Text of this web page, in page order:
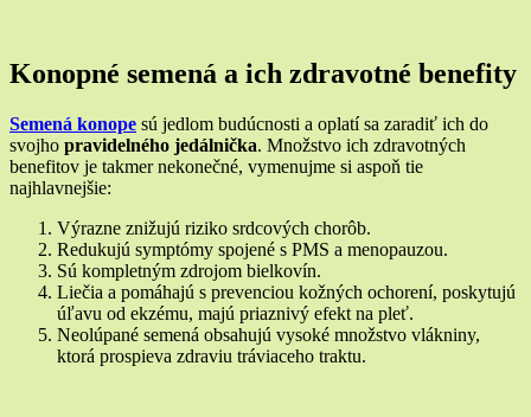
Konopné semená a ich zdravotné benefity
Semená konope sú jedlom budúcnosti a oplatí sa zaradiť ich do
svojho pravidelného jedálnička. Množstvo ich zdravotných
benefitov je takmer nekonečné, vymenujme si aspoň tie
najhlavnejšie:
Výrazne znižujú riziko srdcových chorôb.
Redukujú symptómy spojené s PMS a menopauzou.
Sú kompletným zdrojom bielkovín.
Liečia a pomáhajú s prevenciou kožných ochorení, poskytujú
úľavu od ekzému, majú priaznivý efekt na pleť.
Neolúpané semená obsahujú vysoké množstvo vlákniny,
ktorá prospieva zdraviu tráviaceho traktu.